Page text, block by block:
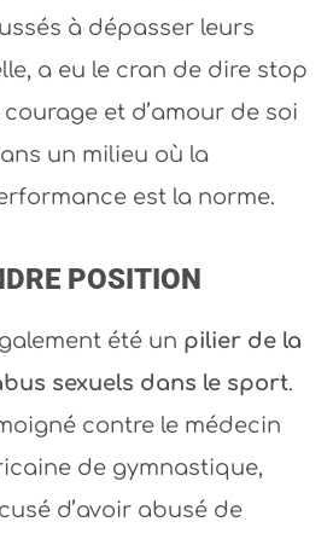
à dépasser leurs
a eu le cran de dire stop
et d’amour de soi
un milieu où la
est la norme.
POSITION
été un pilier de la
sexuels dans le sport.
contre le médecin
de gymnastique,
d’avoir abusé de